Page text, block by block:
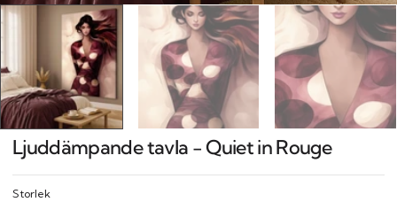
Ljuddämpande tavla - Quiet in Rouge
Storlek